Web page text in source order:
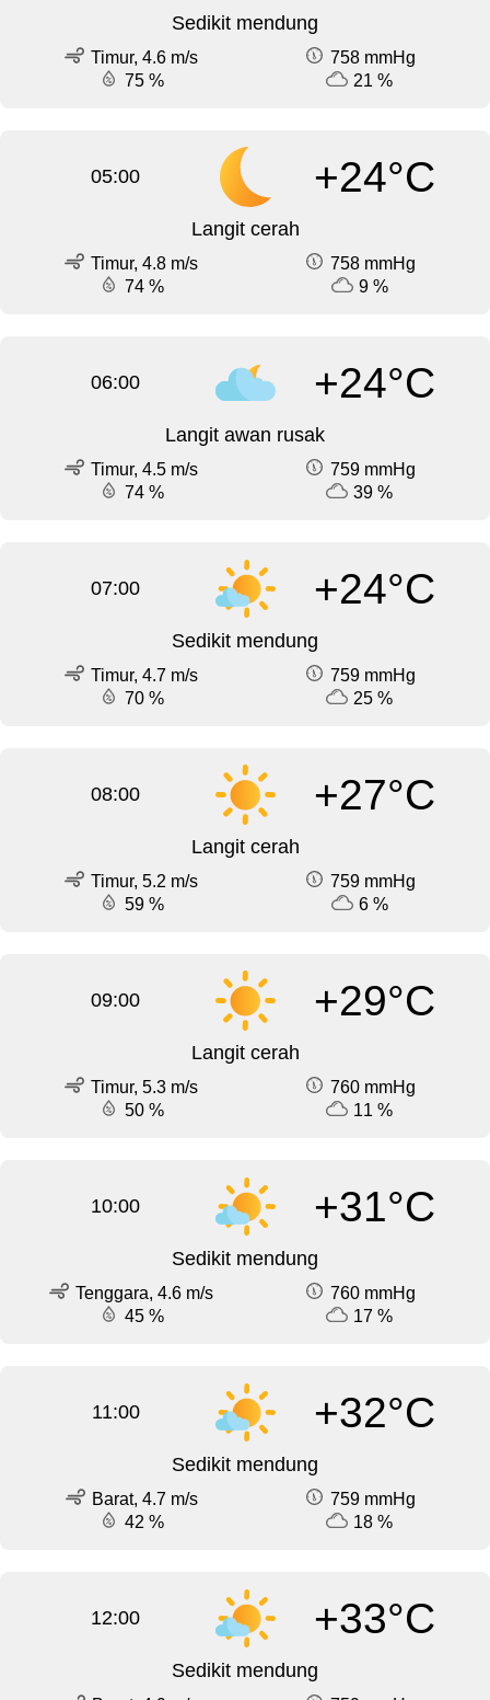
Sedikit mendung
Timur, 4.6 m/s
758 mmHg
75 %
21 %
05:00 +24°C
Langit cerah
Timur, 4.8 m/s
758 mmHg
74 %
9 %
06:00 +24°C
Langit awan rusak
Timur, 4.5 m/s
759 mmHg
74 %
39 %
07:00 +24°C
Sedikit mendung
Timur, 4.7 m/s
759 mmHg
70 %
25 %
08:00 +27°C
Langit cerah
Timur, 5.2 m/s
759 mmHg
59 %
6 %
09:00 +29°C
Langit cerah
Timur, 5.3 m/s
760 mmHg
50 %
11 %
10:00 +31°C
Sedikit mendung
Tenggara, 4.6 m/s
760 mmHg
45 %
17 %
11:00 +32°C
Sedikit mendung
Barat, 4.7 m/s
759 mmHg
42 %
18 %
12:00 +33°C
Sedikit mendung